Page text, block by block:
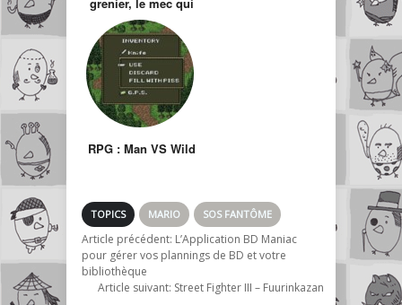
teste les pires jeux
des vieilles
consoles
RPG : Man VS Wild
TOPICS MARIO SOS FANTÔME
Article précédent: L’Application BD Maniac
pour gérer vos plannings de BD et votre
bibliothèque
Article suivant: Street Fighter III – Fuurinkazan